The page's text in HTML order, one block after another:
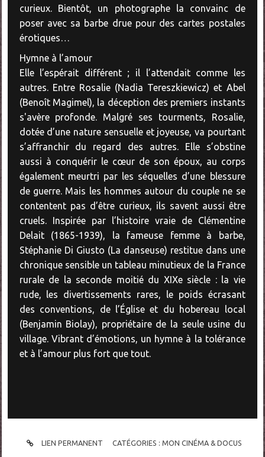
curieux. Bientôt, un photographe la convainc de
poser avec sa barbe drue pour des cartes postales
érotiques…
Hymne à l’amour
Elle l’espérait différent ; il l’attendait comme les
autres. Entre Rosalie (Nadia Tereszkiewicz) et Abel
(Benoît Magimel), la déception des premiers instants
s'avère profonde. Malgré ses tourments, Rosalie,
dotée d’une nature sensuelle et joyeuse, va pourtant
s’affranchir du regard des autres. Elle s’obstine
aussi à conquérir le cœur de son époux, au corps
également meurtri par les séquelles d’une blessure
de guerre. Mais les hommes autour du couple ne se
contentent pas d’être curieux, ils savent aussi être
cruels. Inspirée par l’histoire vraie de Clémentine
Delait (1865-1939), la fameuse femme à barbe,
Stéphanie Di Giusto (La danseuse) restitue dans une
chronique sensible un tableau minutieux de la France
rurale de la seconde moitié du XIXe siècle : la vie
rude, les divertissements rares, le poids écrasant
des conventions, de l’Église et du hobereau local
(Benjamin Biolay), propriétaire de la seule usine du
village. Vibrant d’émotions, un hymne à la tolérance
et à l’amour plus fort que tout.
LIEN PERMANENT CATÉGORIES : MON CINÉMA & DOCUS